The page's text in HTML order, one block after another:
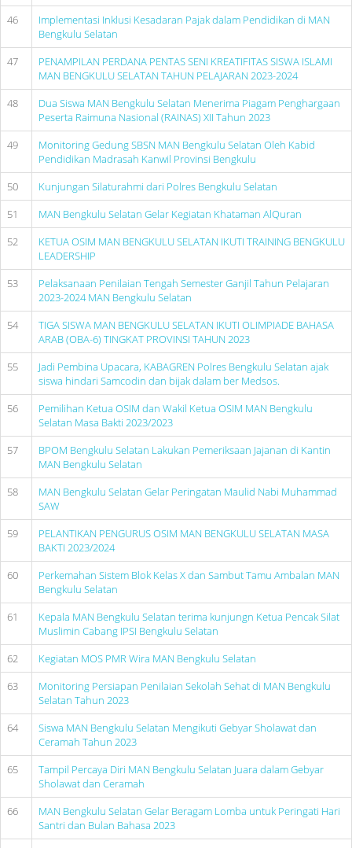
46
Implementasi Inklusi Kesadaran Pajak dalam Pendidikan di MAN
Bengkulu Selatan
47
PENAMPILAN PERDANA PENTAS SENI KREATIFITAS SISWA ISLAMI
MAN BENGKULU SELATAN TAHUN PELAJARAN 2023-2024
48
Dua Siswa MAN Bengkulu Selatan Menerima Piagam Penghargaan
Peserta Raimuna Nasional (RAINAS) XII Tahun 2023
49
Monitoring Gedung SBSN MAN Bengkulu Selatan Oleh Kabid
Pendidikan Madrasah Kanwil Provinsi Bengkulu
50
Kunjungan Silaturahmi dari Polres Bengkulu Selatan
51
MAN Bengkulu Selatan Gelar Kegiatan Khataman AlQuran
52
KETUA OSIM MAN BENGKULU SELATAN IKUTI TRAINING BENGKULU
LEADERSHIP
53
Pelaksanaan Penilaian Tengah Semester Ganjil Tahun Pelajaran
2023-2024 MAN Bengkulu Selatan
54
TIGA SISWA MAN BENGKULU SELATAN IKUTI OLIMPIADE BAHASA
ARAB (OBA-6) TINGKAT PROVINSI TAHUN 2023
55
Jadi Pembina Upacara, KABAGREN Polres Bengkulu Selatan ajak
siswa hindari Samcodin dan bijak dalam ber Medsos.
56
Pemilihan Ketua OSIM dan Wakil Ketua OSIM MAN Bengkulu
Selatan Masa Bakti 2023/2023
57
BPOM Bengkulu Selatan Lakukan Pemeriksaan Jajanan di Kantin
MAN Bengkulu Selatan
58
MAN Bengkulu Selatan Gelar Peringatan Maulid Nabi Muhammad
SAW
59
PELANTIKAN PENGURUS OSIM MAN BENGKULU SELATAN MASA
BAKTI 2023/2024
60
Perkemahan Sistem Blok Kelas X dan Sambut Tamu Ambalan MAN
Bengkulu Selatan
61
Kepala MAN Bengkulu Selatan terima kunjungn Ketua Pencak Silat
Muslimin Cabang IPSI Bengkulu Selatan
62
Kegiatan MOS PMR Wira MAN Bengkulu Selatan
63
Monitoring Persiapan Penilaian Sekolah Sehat di MAN Bengkulu
Selatan Tahun 2023
64
Siswa MAN Bengkulu Selatan Mengikuti Gebyar Sholawat dan
Ceramah Tahun 2023
65
Tampil Percaya Diri MAN Bengkulu Selatan Juara dalam Gebyar
Sholawat dan Ceramah
66
MAN Bengkulu Selatan Gelar Beragam Lomba untuk Peringati Hari
Santri dan Bulan Bahasa 2023